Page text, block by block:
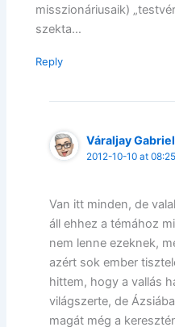
misszionáriusaik)
szekta…
Reply
Váraljay Gabriel
2012-10-10 at 08:25
Van itt minden, de
áll ehhez a témához
nem lenne ezeknek,
azért sok ember
hittem, hogy a vallás
világszerte, de
magát még a